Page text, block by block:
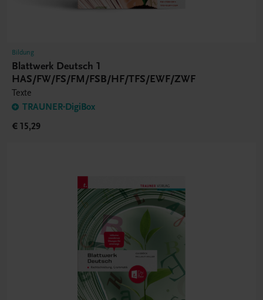
Bildung
Blattwerk Deutsch 1
HAS/FW/FS/FM/FSB/HF/TFS/EWF/ZWF
Texte
TRAUNER-DigiBox
€ 15,29